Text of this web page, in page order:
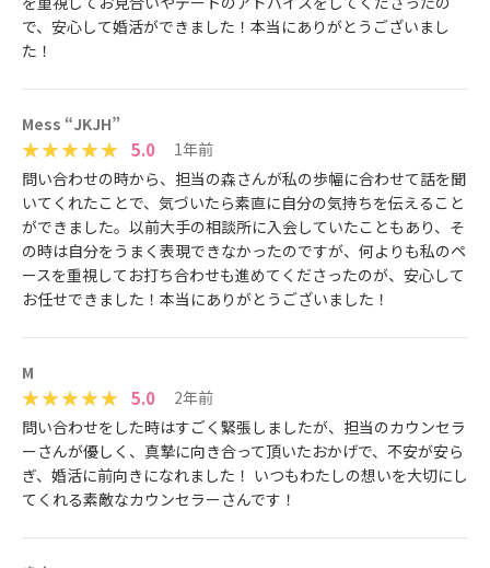
で、安心して婚活ができました！本当にありがとうございまし
た！
Mess “JKJH”
5.0
1年前
問い合わせの時から、担当の森さんが私の歩幅に合わせて話を聞
いてくれたことで、気づいたら素直に自分の気持ちを伝えること
ができました。以前大手の相談所に入会していたこともあり、そ
の時は自分をうまく表現できなかったのですが、何よりも私のペ
ースを重視してお打ち合わせも進めてくださったのが、安心して
お任せできました！本当にありがとうございました！
M
5.0
2年前
問い合わせをした時はすごく緊張しましたが、担当のカウンセラ
ーさんが優しく、真摯に向き合って頂いたおかげで、不安が安ら
ぎ、婚活に前向きになれました！ いつもわたしの想いを大切にし
てくれる素敵なカウンセラーさんです！